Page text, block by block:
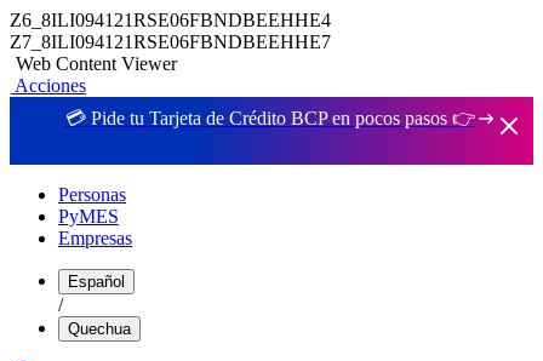
Z6_8ILI094121RSE06FBNDBEEHHE4
Z7_8ILI094121RSE06FBNDBEEHHE7
Web Content Viewer
Acciones
💳 Pide tu Tarjeta de Crédito BCP en pocos pasos 👉
Personas
PyMES
Empresas
Español
/
Quechua